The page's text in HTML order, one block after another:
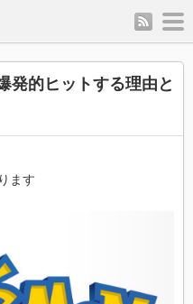
rss
発的ヒットする理由と
ます